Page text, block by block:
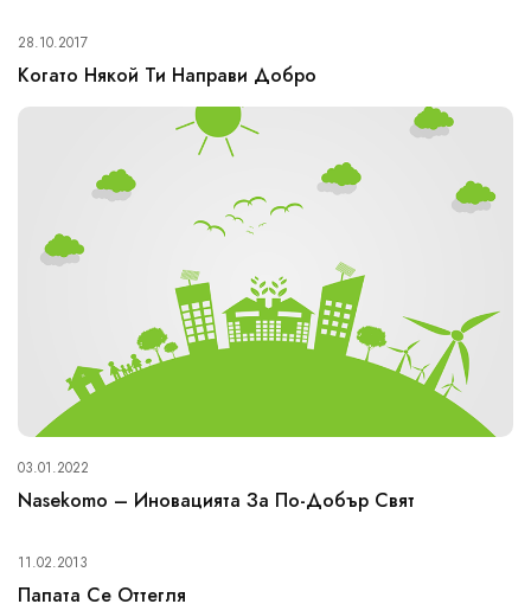
28.10.2017
Когато Някой Ти Направи Добро
03.01.2022
Nasekomo – Иновацията За По-Добър Свят
11.02.2013
Папата Се Оттегля